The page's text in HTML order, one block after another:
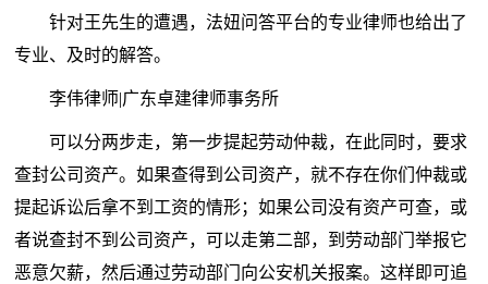
针对王先生的遭遇，法妞问答平台的专业律师也给出了
专业、及时的解答。
李伟律师|广东卓建律师事务所
可以分两步走，第一步提起劳动仲裁，在此同时，要求
查封公司资产。如果查得到公司资产，就不存在你们仲裁或
提起诉讼后拿不到工资的情形；如果公司没有资产可查，或
者说查封不到公司资产，可以走第二部，到劳动部门举报它
恶意欠薪，然后通过劳动部门向公安机关报案。这样即可追